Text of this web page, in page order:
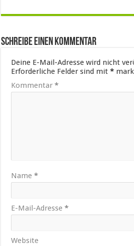
Schreibe einen Kommentar
Deine E-Mail-Adresse wird nicht
Erforderliche Felder sind mit*
Kommentar*
Name*
E-Mail-Adresse*
Website